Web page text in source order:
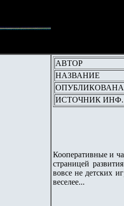
АВТОР
НАЗВАНИЕ
ОПУБЛИКОВАНА
ИСТОЧНИК ИНФ.
Кооперативные и
страницей
вовсе не детских
веселее...